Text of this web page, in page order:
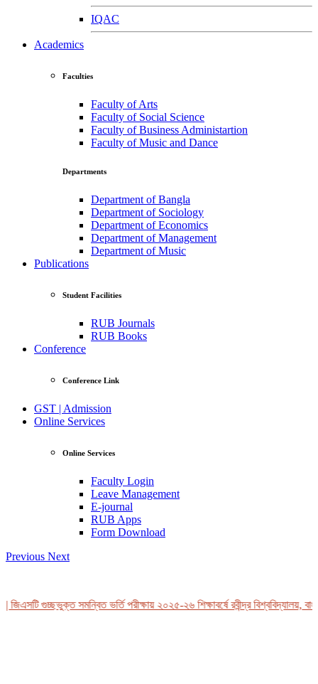
IQAC
Academics
Faculties
Faculty of Arts
Faculty of Social Science
Faculty of Business Administartion
Faculty of Music and Dance
Departments
Department of Bangla
Department of Sociology
Department of Economics
Department of Management
Department of Music
Publications
Student Facilities
RUB Journals
RUB Books
Conference
Conference Link
GST | Admission
Online Services
Online Services
Faculty Login
Leave Management
E-journal
RUB Apps
Form Download
Previous Next
গুচ্ছভুক্ত সমন্বিত ভর্তি পরীক্ষায় ২০২৫-২৬ শিক্ষাবর্ষে রবীন্দ্র বিশ্ববিদ্যালয়,